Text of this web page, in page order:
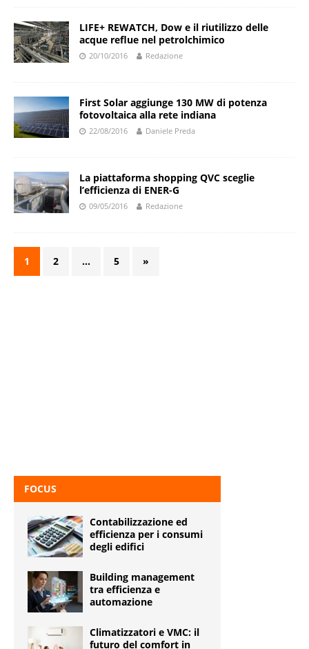
LIFE+ REWATCH, Dow e il riutilizzo delle
acque reflue nel petrolchimico
20/10/2016 Redazione
First Solar aggiunge 130 MW di potenza
fotovoltaica alla rete indiana
22/08/2016 Daniele Preda
La piattaforma shopping QVC sceglie
l’efficienza di ENER-G
09/05/2016 Redazione
1 2 … 5 »
FOCUS
Contabilizzazione ed
efficienza per i consumi
degli edifici
Building management
tra efficienza e
automazione
Climatizzatori e VMC: il
futuro del comfort in